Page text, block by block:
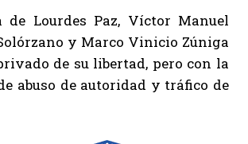
Lourdes Paz, Víctor Manuel
y Marco Vinicio Zúniga
de su libertad, pero con la
abuso de autoridad y tráfico de